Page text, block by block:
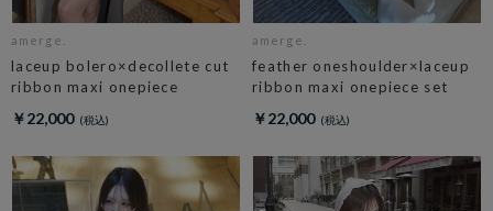
amerge.
laceup bolero×decollete cut
ribbon maxi onepiece
￥22,000
amerge.
feather oneshoulder×laceup
ribbon maxi onepiece set
￥22,000